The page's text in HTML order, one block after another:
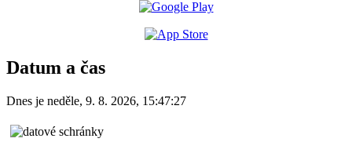
Datum a čas
Dnes je neděle, 9. 8. 2026, 15:47:27